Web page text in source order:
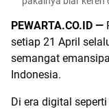
PEWARTA.CO.ID —
setiap 21 April
semangat
Indonesia.
Di era digital